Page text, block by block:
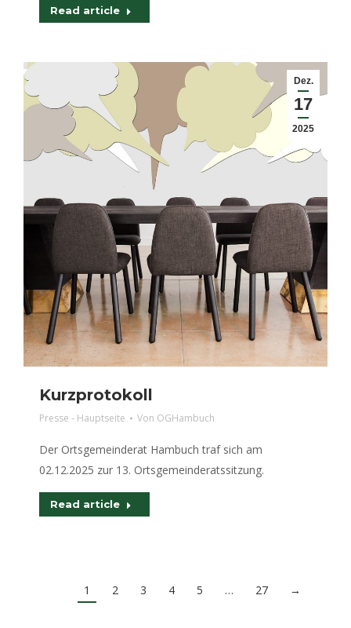
Read article
Dez.
17
2025
Kurzprotokoll
Presse - Hauptseite Von OGHambuch
Der Ortsgemeinderat Hambuch traf sich am
02.12.2025 zur 13. Ortsgemeinderatssitzung.
Read article
1 2 3 4 5 … 27 →